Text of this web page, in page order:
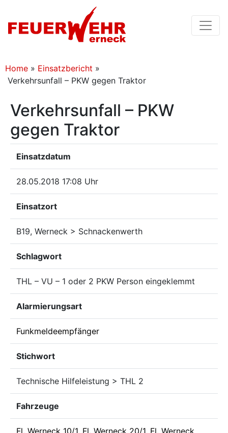
Home » Einsatzbericht »
Verkehrsunfall – PKW gegen Traktor
Verkehrsunfall – PKW
gegen Traktor
Einsatzdatum
28.05.2018 17:08 Uhr
Einsatzort
B19, Werneck > Schnackenwerth
Schlagwort
THL – VU – 1 oder 2 PKW Person eingeklemmt
Alarmierungsart
Funkmeldeempfänger
Stichwort
Technische Hilfeleistung > THL 2
Fahrzeuge
Fl. Werneck 10/1, Fl. Werneck 20/1, Fl. Werneck